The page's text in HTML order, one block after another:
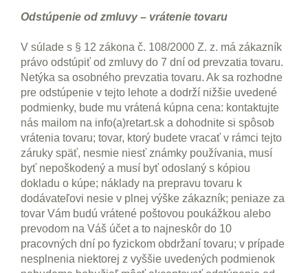
Odstúpenie od zmluvy – vrátenie tovaru
V súlade s § 12 zákona č. 108/2000 Z. z. má zákazník
právo odstúpiť od zmluvy do 7 dní od prevzatia tovaru.
Netýka sa osobného prevzatia tovaru. Ak sa rozhodne
pre odstúpenie v tejto lehote a dodrží nižšie uvedené
podmienky, bude mu vrátená kúpna cena: kontaktujte
nás mailom na info(a)retart.sk a dohodnite si spôsob
vrátenia tovaru; tovar, ktorý budete vracať v rámci tejto
záruky späť, nesmie niesť známky používania, musí
byť nepoškodený a musí byť odoslaný s kópiou
dokladu o kúpe; náklady na prepravu tovaru k
dodávateľovi nesie v plnej výške zákazník; peniaze za
tovar Vám budú vrátené poštovou poukážkou alebo
prevodom na Váš účet a to najneskôr do 10
pracovných dní po fyzickom obdržaní tovaru; v prípade
nesplnenia niektorej z vyššie uvedených podmienok